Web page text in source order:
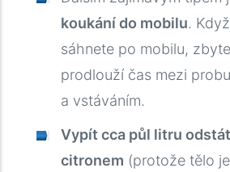
koukání do mobilu.
sáhnete po mobilu,
prodlouží čas mezi
a vstáváním.
Vypít cca půl litru
citronem (protože tělo